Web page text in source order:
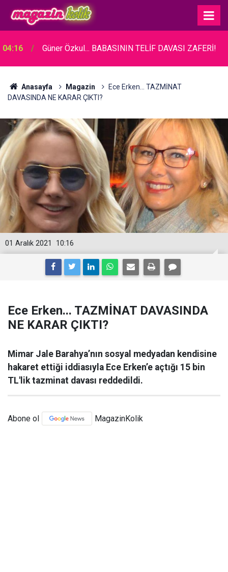
04:16 Güner Özkul... BABASININ TELİF DAVASI ZAFERİ!
Anasayfa Magazin
Ece Erken... TAZMİNAT
DAVASINDA NE KARAR ÇIKTI?
10:16
01 Aralık 2021
Ece Erken... TAZMİNAT DAVASINDA
NE KARAR ÇIKTI?
Mimar Jale Barahya’nın sosyal medyadan kendisine
hakaret ettiği iddiasıyla Ece Erken’e açtığı 15 bin
TL'lik tazminat davası reddedildi.
Abone ol MagazinKolik